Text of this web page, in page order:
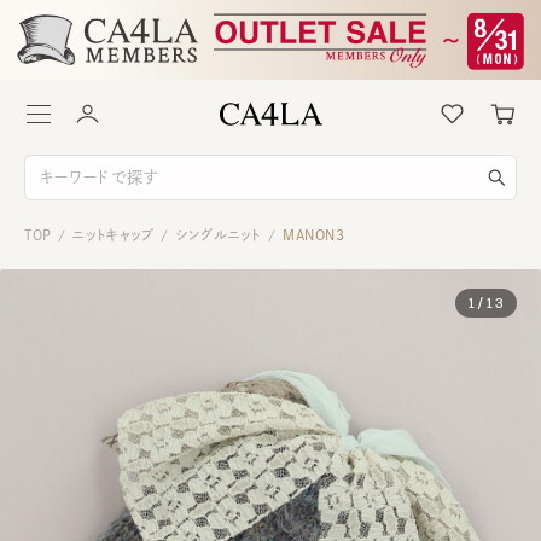
TOP / ニットキャップ / シングルニット / MANON3
1 / 13